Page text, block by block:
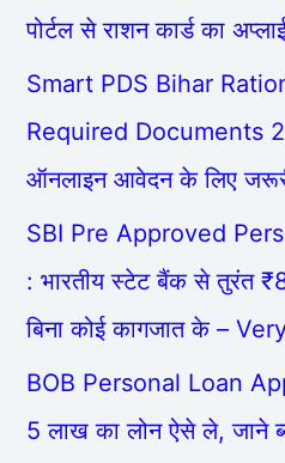
पोर्टल से राशन कार्ड का
Smart PDS Bihar
Required Documents
ऑनलाइन आवेदन के लिए
SBI Pre Approved
: भारतीय स्टेट बैंक से तुरंत
बिना कोई कागजात के –
BOB Personal Loan
5 लाख का लोन ऐसे ले, जाने